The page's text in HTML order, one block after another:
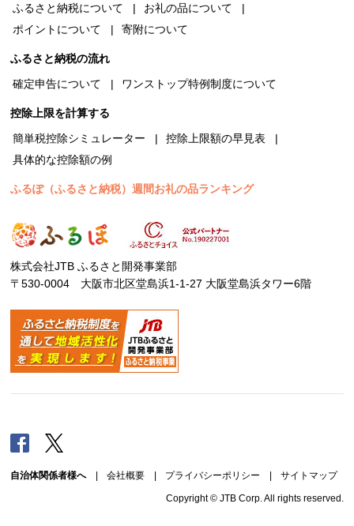
ふるさと納税について
お礼の品について
ポイントについて
寄附について
ふるさと納税の流れ
確定申告について
ワンストップ特例制度について
控除上限を計算する
簡単税控除シミュレーター
控除上限額の早見表
具体的な控除額の例
ふるぽ（ふるさと納税）週間お礼の品ランキング
株式会社JTB ふるさと開発事業部
〒530-0004 大阪市北区堂島浜1-1-27 大阪堂島浜タワー6階
Facebook
自治体関係者様へ| 会社概要 プライバシーポリシー サイトマップ
Copyright © JTB Corp. All rights reserved.